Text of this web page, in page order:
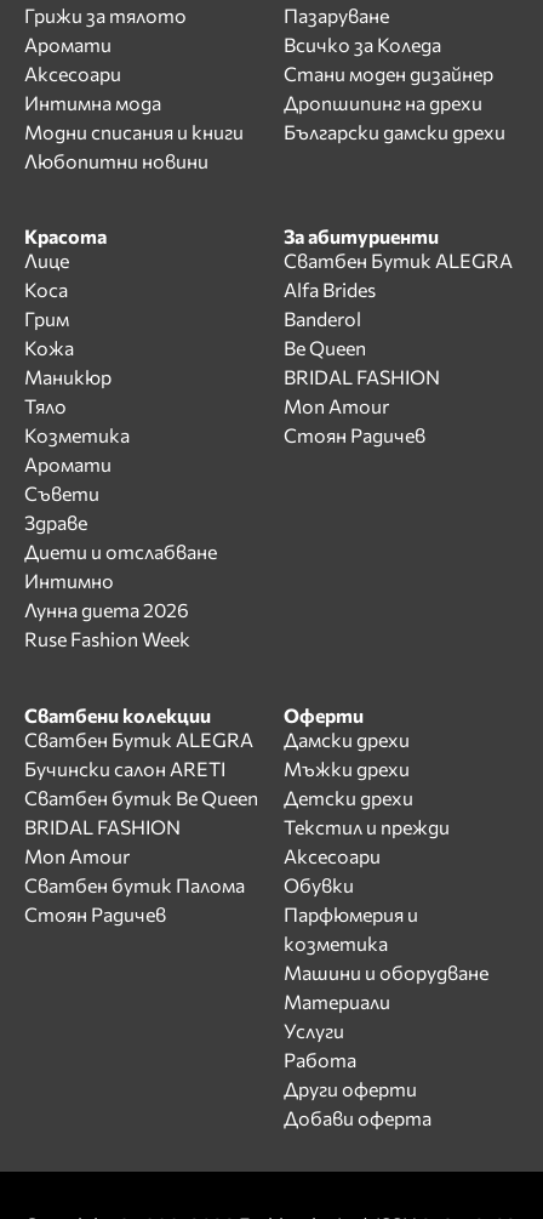
Грижи за тялото
Аромати
Аксесоари
Интимна мода
Модни списания и книги
Любопитни новини
Пазаруване
Всичко за Коледа
Стани моден дизайнер
Дропшипинг на дрехи
Български дамски дрехи
Красота
Лице
Коса
Грим
Кожа
Маникюр
Тяло
Козметика
Аромати
Съвети
Здраве
Диети и отслабване
Интимно
Лунна диета 2026
Ruse Fashion Week
За абитуриенти
Сватбен Бутик ALEGRA
Alfa Brides
Banderol
Be Queen
BRIDAL FASHION
Mon Amour
Стоян Радичев
Сватбени колекции
Сватбен Бутик ALEGRA
Бучински салон ARETI
Сватбен бутик Be Queen
BRIDAL FASHION
Mon Amour
Сватбен бутик Палома
Стоян Радичев
Оферти
Дамски дрехи
Мъжки дрехи
Детски дрехи
Текстил и прежди
Аксесоари
Обувки
Парфюмерия и
козметика
Машини и оборудване
Материали
Услуги
Работа
Други оферти
Добави оферта